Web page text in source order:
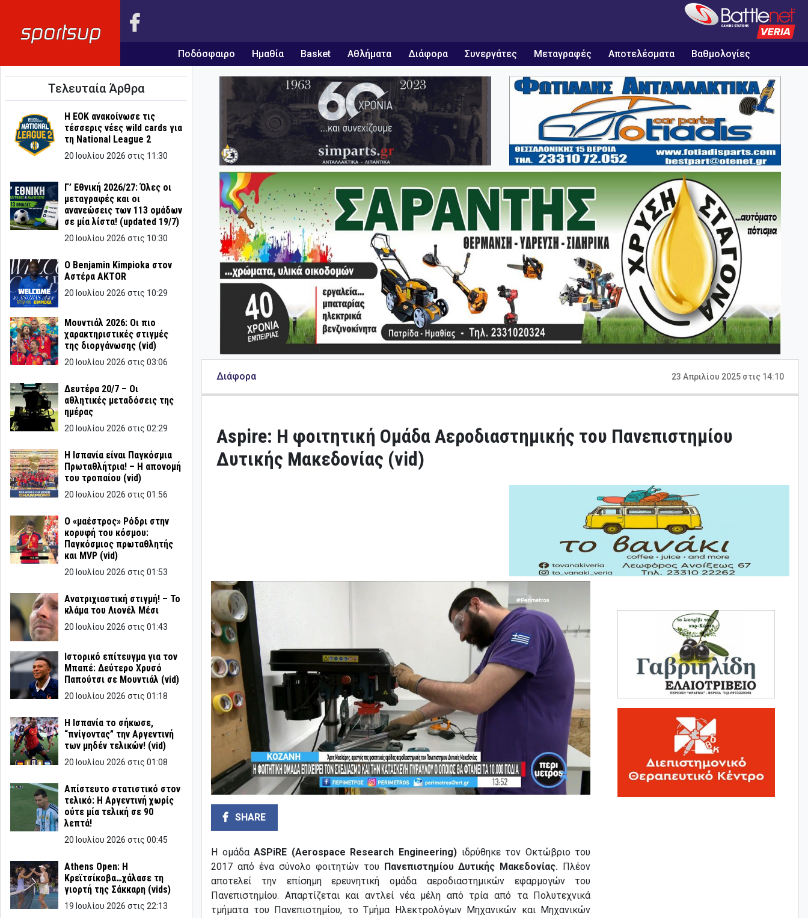
Ποδόσφαιρο Ημαθία Basket Αθλήματα Διάφορα Συνεργάτες Μεταγραφές Αποτελέσματα Βαθμολογίες
Τελευταία Άρθρα
Η ΕΟΚ ανακοίνωσε τις
τέσσερις νέες wild cards για
τη National League 2
20 Ιουλίου 2026 στις 11:30
Γ’ Εθνική 2026/27: Όλες οι
μεταγραφές και οι
ανανεώσεις των 113 ομάδων
σε μία λίστα! (updated 19/7)
20 Ιουλίου 2026 στις 10:30
Ο Benjamin Kimpioka στον
Αστέρα AKTOR
20 Ιουλίου 2026 στις 10:29
Μουντιάλ 2026: Οι πιο
χαρακτηριστικές στιγμές
της διοργάνωσης (vid)
20 Ιουλίου 2026 στις 03:06
Δευτέρα 20/7 – Οι
αθλητικές μεταδόσεις της
ημέρας
20 Ιουλίου 2026 στις 02:29
Η Ισπανία είναι Παγκόσμια
Πρωταθλήτρια! – Η απονομή
του τροπαίου (vid)
20 Ιουλίου 2026 στις 01:56
Ο «μαέστρος» Ρόδρι στην
κορυφή του κόσμου:
Παγκόσμιος πρωταθλητής
και MVP (vid)
20 Ιουλίου 2026 στις 01:53
Ανατριχιαστική στιγμή! – Το
κλάμα του Λιονέλ Μέσι
20 Ιουλίου 2026 στις 01:43
Ιστορικό επίτευγμα για τον
Μπαπέ: Δεύτερο Χρυσό
Παπούτσι σε Μουντιάλ (vid)
20 Ιουλίου 2026 στις 01:18
Η Ισπανία το σήκωσε,
“πνίγοντας” την Αργεντινή
των μηδέν τελικών! (vid)
20 Ιουλίου 2026 στις 01:08
Απίστευτο στατιστικό στον
τελικό: Η Αργεντινή χωρίς
ούτε μία τελική σε 90
λεπτά!
20 Ιουλίου 2026 στις 00:45
Athens Open: Η
Κρεϊτσίκοβα…χάλασε τη
γιορτή της Σάκκαρη (vids)
19 Ιουλίου 2026 στις 22:13
Διάφορα 23 Απριλίου 2025 στις 14:10
Aspire: Η φοιτητική Ομάδα Αεροδιαστημικής του Πανεπιστημίου
Δυτικής Μακεδονίας (vid)
SHARE
Η ομάδαASPiRE (Aerospace Research Engineering)ιδρύθηκε τον Οκτώβριο του
2017 από ένα σύνολο φοιτητών του
Πανεπιστημίου Δυτικής Μακεδονίας. Πλέον
αποτελεί την επίσημη ερευνητική ομάδα αεροδιαστημικών εφαρμογών του
Πανεπιστημίου. Απαρτίζεται και αντλεί νέα μέλη από τρία από τα Πολυτεχνικά
τμήματα του Πανεπιστημίου, το Τμήμα Ηλεκτρολόγων Μηχανικών και Μηχανικών